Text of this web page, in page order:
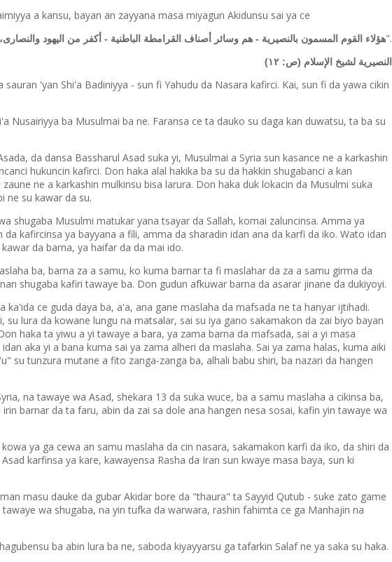
a kansu, bayan an zayyana masa miyagun Akidunsu sai ya ce
هؤلاء القوم المسمون بالنصيرية - هم وسائر أصناف القرامطة الباطنية - أكفر من اليهود".
النصيرية لشيخ الإسلام (ص: ١٢)
sauran 'yan Shi'a Badiniyya - sun fi Yahudu da Nasara kafirci. Kai, sun fi da yawa cikin
Nusairiyya ba Musulmai ba ne. Faransa ce ta dauko su daga kan duwatsu, ta ba su
da dansa Bassharul Asad suka yi, Musulmai a Syria sun kasance ne a karkashin
hukuncin kafirci. Don haka alal hakika ba su da hakkin shugabanci a kan
ne a karkashin mulkinsu bisa larura. Don haka duk lokacin da Musulmi suka
ne su kawar da su.
shugaba Musulmi matukar yana tsayar da Sallah, komai zaluncinsa. Amma ya
kafircinsa ya bayyana a fili, amma da sharadin idan ana da karfi da iko. Wato idan
da barna, ya haifar da da mai ido.
ba, barna za a samu, ko kuma barnar ta fi maslahar da za a samu girma da
shugaba kafiri tawaye ba. Don gudun afkuwar barna da asarar jinane da dukiyoyi.
ka'ida ce guda daya ba, a'a, ana gane maslaha da mafsada ne ta hanyar ijtihadi.
su lura da kowane lungu na matsalar, sai su iya gano sakamakon da zai biyo bayan
haka ta yiwu a yi tawaye a bara, ya zama barna da mafsada, sai a yi masa
aka yi a bana kuma sai ya zama alheri da maslaha. Sai ya zama halas, kuma aiki
su tunzura mutane a fito zanga-zanga ba, alhali babu shiri, ba nazari da hangen
na tawaye wa Asad, shekara 13 da suka wuce, ba a samu maslaha a cikinsa ba,
barnar da ta faru, abin da zai sa dole ana hangen nesa sosai, kafin yin tawaye wa
ya ga cewa an samu maslaha da cin nasara, sakamakon karfi da iko, da shiri da
karfinsa ya kare, kawayensa Rasha da Iran sun kwaye masa baya, sun ki
masu dauke da gubar Akidar bore da "thaura" ta Sayyid Qutub - suke zato game
wa shugaba, na yin tufka da warwara, rashin fahimta ce ga Manhajin na
ba abin lura ba ne, saboda kiyayyarsu ga tafarkin Salaf ne ya saka su haka.